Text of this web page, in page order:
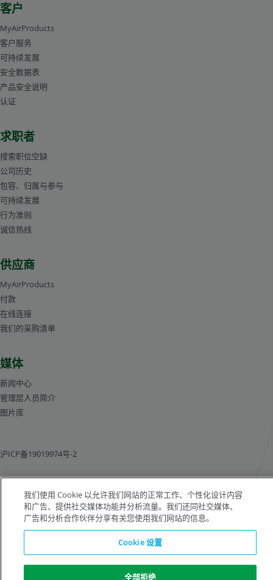
客户
MyAirProducts
客户服务
可持续发展
安全数据表
产品安全说明
认证
求职者
搜索职位空缺
公司历史
包容、归属与参与
可持续发展
行为准则
诚信热线
供应商
MyAirProducts
付款
在线连接
我们的采购清单
媒体
新闻中心
管理层人员简介
图片库
沪ICP备19019974号-2
版权所有©1996-2026 空气化工产品有限公司（ Air Products and Chemicals, Inc.）
保留所有权利。
法律公告 隐私声明 Cookie 通知
我们使用 Cookie 以允许我们网站的正常工作、个性化设计内容
和广告、提供社交媒体功能并分析流量。我们还同社交媒体、
广告和分析合作伙伴分享有关您使用我们网站的信息。
Cookie 设置
全部拒绝